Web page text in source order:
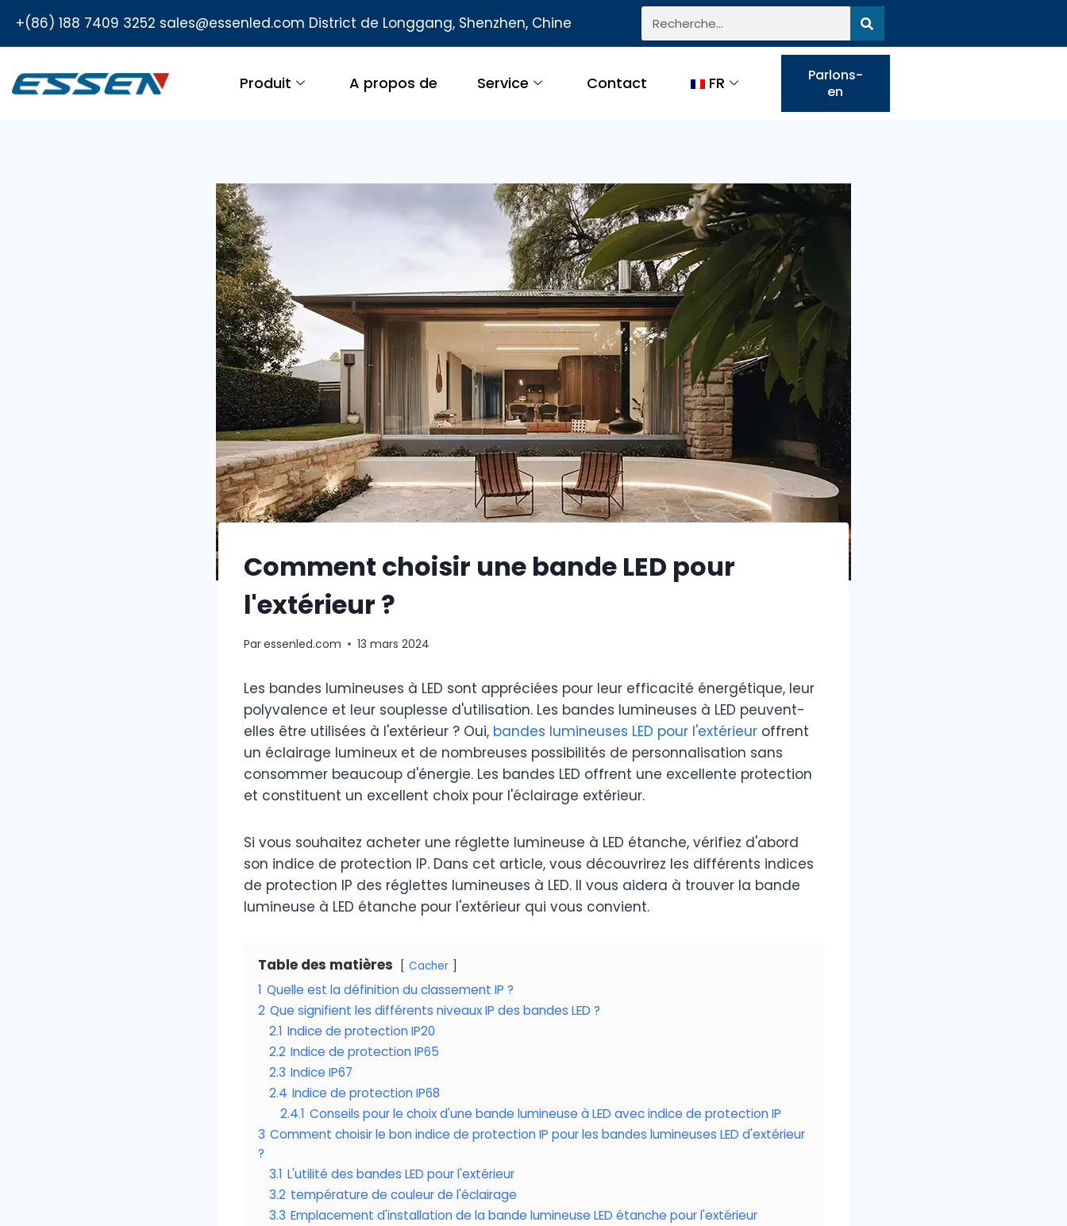
+(86) 188 7409 3252 sales@essenled.com District de Longgang, Shenzhen, Chine
Produit A propos de Service Contact FR
Parlons-
en
Comment choisir une bande LED pour
l'extérieur ?
Paressenled.com 13 mars 2024
Les bandes lumineuses à LED sont appréciées pour leur efficacité énergétique, leur
polyvalence et leur souplesse d'utilisation. Les bandes lumineuses à LED peuvent-
elles être utilisées à l'extérieur ? Oui, bandes lumineuses LED pour l'extérieur offrent
un éclairage lumineux et de nombreuses possibilités de personnalisation sans
consommer beaucoup d'énergie. Les bandes LED offrent une excellente protection
et constituent un excellent choix pour l'éclairage extérieur.
Si vous souhaitez acheter une réglette lumineuse à LED étanche, vérifiez d'abord
son indice de protection IP. Dans cet article, vous découvrirez les différents indices
de protection IP des réglettes lumineuses à LED. Il vous aidera à trouver la bande
lumineuse à LED étanche pour l'extérieur qui vous convient.
Table des matières Cacher
1 Quelle est la définition du classement IP ?
2 Que signifient les différents niveaux IP des bandes LED ?
2.1 Indice de protection IP20
2.2 Indice de protection IP65
2.3 Indice IP67
2.4 Indice de protection IP68
2.4.1 Conseils pour le choix d'une bande lumineuse à LED avec indice de protection IP
3 Comment choisir le bon indice de protection IP pour les bandes lumineuses LED d'extérieur
?
3.1 L'utilité des bandes LED pour l'extérieur
3.2 température de couleur de l'éclairage
3.3 Emplacement d'installation de la bande lumineuse LED étanche pour l'extérieur